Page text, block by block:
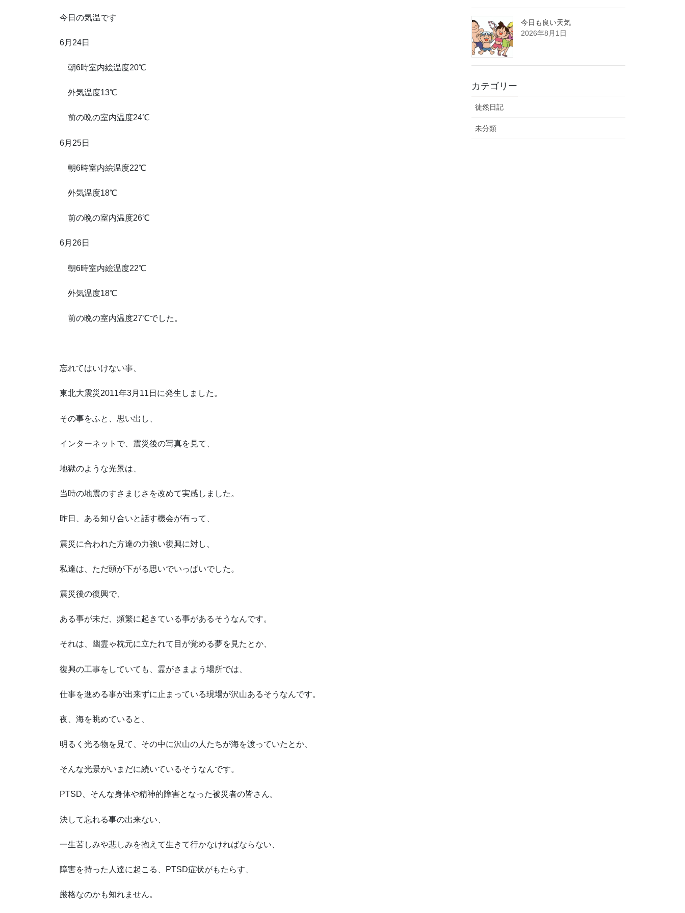
今日の気温です
6月24日
朝6時室内絵温度20℃
外気温度13℃
前の晩の室内温度24℃
6月25日
朝6時室内絵温度22℃
外気温度18℃
前の晩の室内温度26℃
6月26日
朝6時室内絵温度22℃
外気温度18℃
前の晩の室内温度27℃でした。
忘れてはいけない事、
東北大震災2011年3月11日に発生しました。
その事をふと、思い出し、
インターネットで、震災後の写真を見て、
地獄のような光景は、
当時の地震のすさまじさを改めて実感しました。
昨日、ある知り合いと話す機会が有って、
震災に合われた方達の力強い復興に対し、
私達は、ただ頭が下がる思いでいっぱいでした。
震災後の復興で、
ある事が未だ、頻繁に起きている事があるそうなんです。
それは、幽霊ゃ枕元に立たれて目が覚める夢を見たとか、
復興の工事をしていても、霊がさまよう場所では、
仕事を進める事が出来ずに止まっている現場が沢山あるそうなんです。
夜、海を眺めていると、
明るく光る物を見て、その中に沢山の人たちが海を渡っていたとか、
そんな光景がいまだに続いているそうなんです。
PTSD、そんな身体や精神的障害となった被災者の皆さん。
決して忘れる事の出来ない、
一生苦しみや悲しみを抱えて生きて行かなければならない、
障害を持った人達に起こる、PTSD症状がもたらす、
厳格なのかも知れません。
今日も良い天気
2026年8月1日
カテゴリー
徒然日記
未分類